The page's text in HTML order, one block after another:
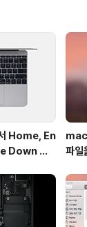
완성도가 무르익지 않
첫인상은 만족스럽습
만 연동할 수 있었는데,
은 피들리와 동기화해
수 있습니다. 또 아직 베
Home, En
Down 키
파일